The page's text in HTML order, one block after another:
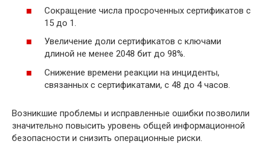
Сокращение числа просроченных сертификатов с
15 до 1.
Увеличение доли сертификатов с ключами
длиной не менее 2048 бит до 98%.
Снижение времени реакции на инциденты,
связанных с сертификатами, с 48 до 4 часов.
Возникшие проблемы и исправленные ошибки позволили
значительно повысить уровень общей информационной
безопасности и снизить операционные риски.